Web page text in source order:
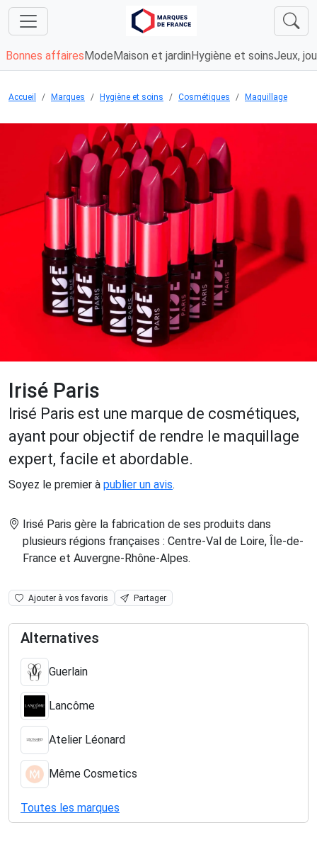
Bonnes affaires Mode Maison et jardin Hygiène et soinsJeux,
Accueil Marques Hygiène et soins Cosmétiques Maquillage
Chargement...
Irisé Paris
Irisé Paris est une marque de cosmétiques,
ayant pour objectif de rendre le maquillage
expert, facile et abordable.
Soyez le premier à publier un avis.
Irisé Paris gère la fabrication de ses produits dans
plusieurs régions françaises : Centre-Val de Loire, Île-de-
France et Auvergne-Rhône-Alpes.
Ajouter à vos favoris Partager
Alternatives
Guerlain
Lancôme
Atelier Léonard
Même Cosmetics
Toutes les marques